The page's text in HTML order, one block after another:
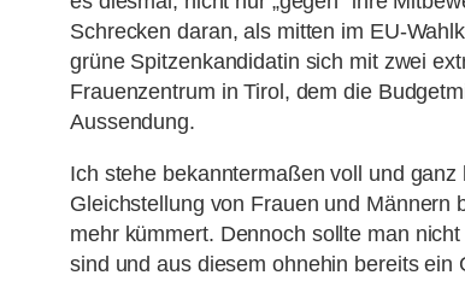
Schrecken daran, als mitten im EU-
grüne Spitzenkandidatin sich mit zwei
Frauenzentrum in Tirol, dem die
Aussendung.
Ich stehe bekanntermaßen voll und
Gleichstellung von Frauen und Männern
mehr kümmert. Dennoch sollte man
sind und aus diesem ohnehin bereits